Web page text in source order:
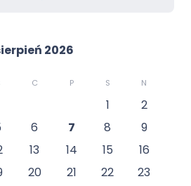
2026
C P S N
1
2
6 7 8
9
13 14 15
16
20 21 22
23